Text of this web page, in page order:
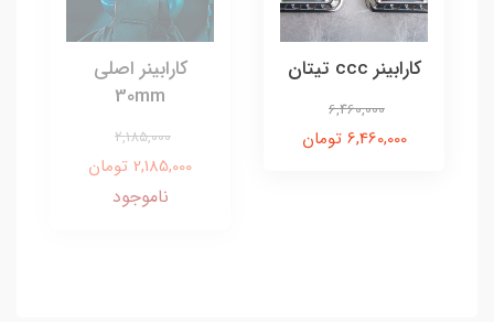
کارابینر ccc تیتان
6,460,000
6,460,000 تومان
کارابینر اصلی
30mm
2,185,000
2,185,000 تومان
ناموجود